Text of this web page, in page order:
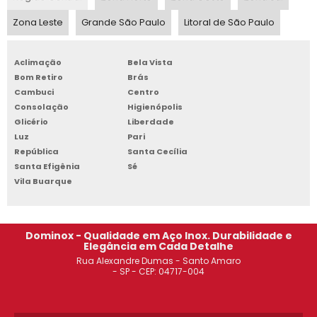
MESA COZINHA INDUSTRIAL INOX
MESA AÇO INOX INDUSTRIAL
FABRICANTE DE MESA DE AÇO INOX
MESA DE AÇO INOX PREÇO
MESA INDUSTRIAL INOX
MESA DE INOX COZINHA INDUSTRIAL
Zona Leste
Grande São Paulo Litoral de São Paulo
Aclimação
Bela Vista
Bom Retiro
Brás
Cambuci
Centro
Consolação
Higienópolis
Glicério
Liberdade
Luz
Pari
República
Santa Cecília
Santa Efigênia
Sé
Vila Buarque
Dominox - Qualidade em Aço Inox. Durabilidade e
Elegância em Cada Detalhe
Rua Alexandre Dumas - Santo Amaro
- SP - CEP: 04717-004